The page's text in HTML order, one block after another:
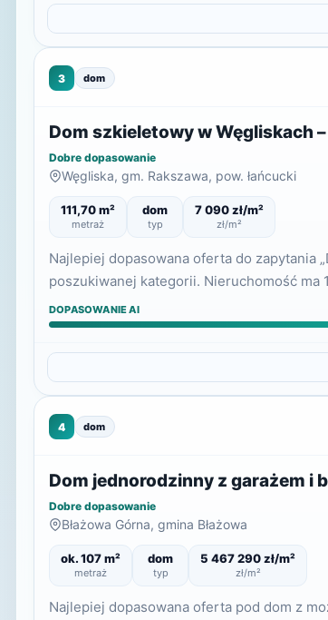
3 dom
Dom szkieletowy w Węgliskach
Dobre dopasowanie
Węgliska, gm. Rakszawa, pow. łańcucki
111,70 m²
metraż
dom
typ
7 090 zł/m²
zł/m²
Najlepiej dopasowana oferta do zapytania
poszukiwanej kategorii. Nieruchomość ma
DOPASOWANIE AI
4 dom
Dom jednorodzinny z garażem i
Dobre dopasowanie
Błażowa Górna, gmina Błażowa
ok. 107 m²
metraż
dom
typ
5 467 290 zł/m²
zł/m²
Najlepiej dopasowana oferta pod dom z